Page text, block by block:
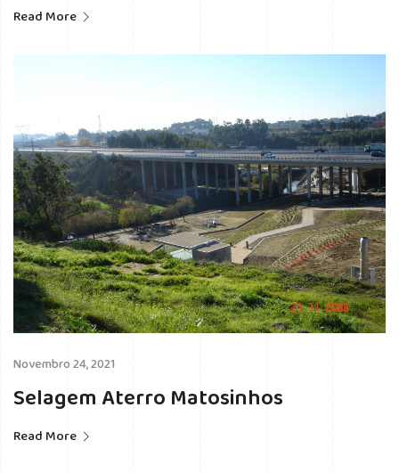
Read More
Novembro 24, 2021
Selagem Aterro Matosinhos
Read More